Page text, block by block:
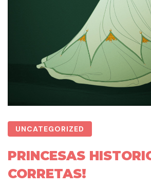
UNCATEGORIZED
PRINCESAS
CORRETAS!